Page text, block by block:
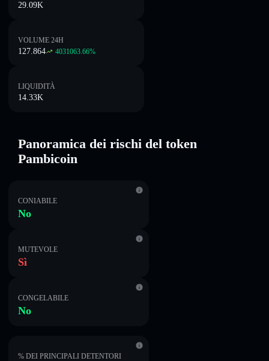
29.09K
VOLUME 24H
127.864 4031063.66%
LIQUIDITÀ
14.33K
Panoramica dei rischi del token
Pambicoin
CONIABILE
No
MUTEVOLE
Sì
CONGELABILE
No
% DEI PRINCIPALI DETENTORI